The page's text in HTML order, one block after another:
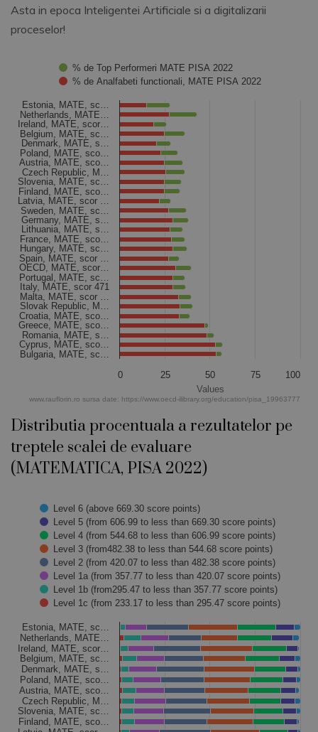
Asta in epoca Inteligentei Artificiale si a digitalizarii
proceselor!
Bar chart with 2 data series.
The chart has 1 X axis displaying categories.
The chart has 1 Y axis displaying Values. Data ranges from
Values
% de Top Performeri MATE PISA 2022
% de Analfabeti functionali, MATE PISA 2022
Estonia, MATE, sc…
Netherlands, MATE…
Ireland, MATE, scor…
Belgium, MATE, sc…
Denmark, MATE, s…
Poland, MATE, sco…
Austria, MATE, sco…
Czech Republic, M…
Slovenia, MATE, sc…
Finland, MATE, sco…
Latvia, MATE, scor …
Sweden, MATE, sc…
Germany, MATE, s…
Lithuania, MATE, s…
France, MATE, sco…
Hungary, MATE, sc…
Spain, MATE, scor …
OECD, MATE, scor…
Portugal, MATE, sc…
Italy, MATE, scor 471
Malta, MATE, scor …
Slovak Republic, M…
Croatia, MATE, sco…
Greece, MATE, sco…
Romania, MATE, s…
Cyprus, MATE, sco…
Bulgaria, MATE, sc…
0
100
25 50 75
www.rauflorin.ro sursa date: https://www.oecd-ilibrary.org/education/pisa_19963777
Distributia procentuala a rezultatelor pe
treptele scalei de evaluare
(MATEMATICA, PISA 2022)
Bar chart with 8 data series.
The chart has 1 X axis displaying categories.
The chart has 1 Y axis displaying Values. Data ranges from
Level 6 (above 669.30 score points)
Level 5 (from 606.99 to less than 669.30 score points)
Level 4 (from 544.68 to less than 606.99 score points)
Level 3 (from482.38 to less than 544.68 score points)
Level 2 (from 420.07 to less than 482.38 score points)
Level 1a (from 357.77 to less than 420.07 score points)
Level 1b (from295.47 to less than 357.77 score points)
Level 1c (from 233.17 to less than 295.47 score points)
Estonia, MATE, sc…
Netherlands, MATE…
Ireland, MATE, scor…
Belgium, MATE, sc…
Denmark, MATE, s…
Poland, MATE, sco…
Austria, MATE, sco…
Czech Republic, M…
Slovenia, MATE, sc…
Finland, MATE, sco…